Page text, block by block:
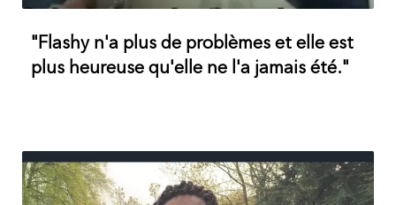
"Flashy n'a plus de problèmes et elle est
plus heureuse qu'elle ne l'a jamais été."